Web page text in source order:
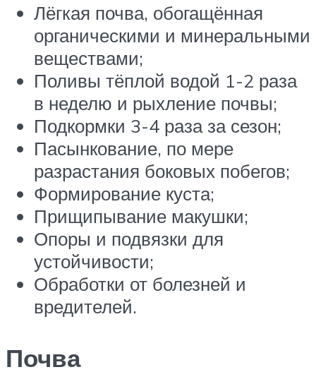
Лёгкая почва, обогащённая
органическими и минеральными
веществами;
Поливы тёплой водой 1-2 раза
в неделю и рыхление почвы;
Подкормки 3-4 раза за сезон;
Пасынкование, по мере
разрастания боковых побегов;
Формирование куста;
Прищипывание макушки;
Опоры и подвязки для
устойчивости;
Обработки от болезней и
вредителей.
Почва